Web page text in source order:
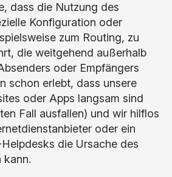
dass die Nutzung des
Konfiguration oder
zum Routing, zu
die weitgehend außerhalb
oder Empfängers
schon erlebt, dass unsere
oder Apps langsam sind
Fall ausfallen) und wir hilflos
oder ein
die Ursache des
kann.